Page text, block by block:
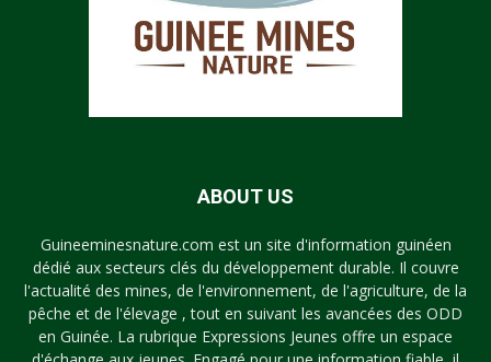
ABOUT US
Guineeminesnature.com est un site d'information guinéen
dédié aux secteurs clés du développement durable. Il couvre
l'actualité des mines, de l'environnement, de l'agriculture, de la
pêche et de l'élevage , tout en suivant les avancées des ODD
en Guinée. La rubrique Expressions Jeunes offre un espace